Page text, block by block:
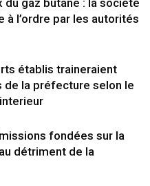
à l’ordre par les autorités
établis traineraient
de la préfecture selon le
fondées sur la
détriment de la